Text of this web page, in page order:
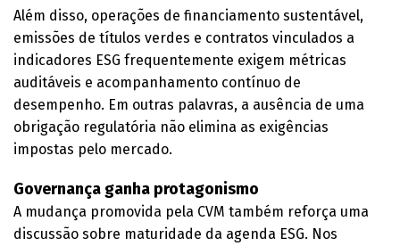
Além disso, operações de financiamento sustentável,
emissões de títulos verdes e contratos vinculados a
indicadores ESG frequentemente exigem métricas
auditáveis e acompanhamento contínuo de
desempenho. Em outras palavras, a ausência de uma
obrigação regulatória não elimina as exigências
impostas pelo mercado.
Governança ganha protagonismo
A mudança promovida pela CVM também reforça uma
discussão sobre maturidade da agenda ESG. Nos